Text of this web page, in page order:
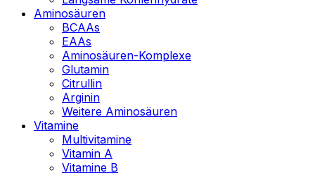
Aminosäuren
BCAAs
EAAs
Aminosäuren-Komplexe
Glutamin
Citrullin
Arginin
Weitere Aminosäuren
Vitamine
Multivitamine
Vitamin A
Vitamine B